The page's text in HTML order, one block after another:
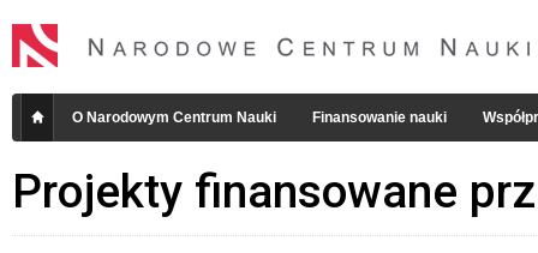
O Narodowym Centrum Nauki Finansowanie nauki
Projekty finansowane